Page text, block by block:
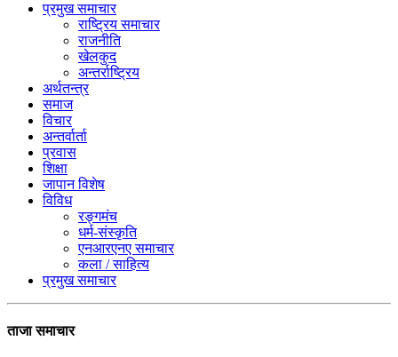
प्रमुख समाचार
राष्ट्रिय समाचार
राजनीति
खेलकुद
अन्तर्राष्ट्रिय
अर्थतन्त्र
समाज
विचार
अन्तर्वार्ता
प्रवास
शिक्षा
जापान विशेष
विविध
रङ्गमंच
धर्म-संस्कृति
एनआरएनए समाचार
कला / साहित्य
प्रमुख समाचार
ताजा समाचार